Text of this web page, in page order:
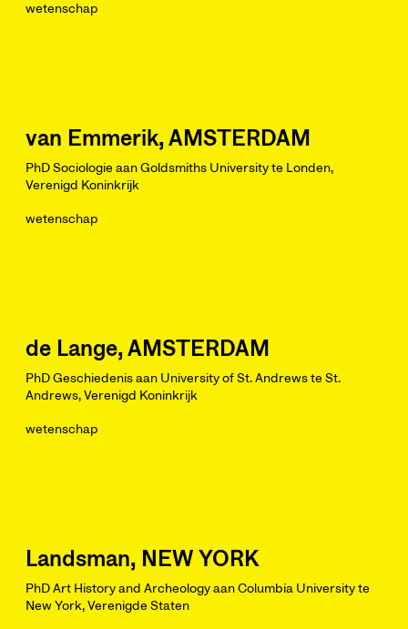
wetenschap
van Emmerik, AMSTERDAM
PhD Sociologie aan Goldsmiths University te Londen,
Verenigd Koninkrijk
wetenschap
de Lange, AMSTERDAM
PhD Geschiedenis aan University of St. Andrews te St.
Andrews, Verenigd Koninkrijk
wetenschap
Landsman, NEW YORK
PhD Art History and Archeology aan Columbia University te
New York, Verenigde Staten